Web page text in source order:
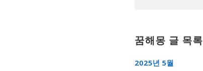
꿈해몽 글 목록
2025년 5월